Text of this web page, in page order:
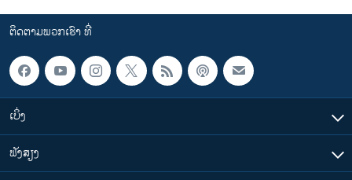
ຕິດຕາມພວກເຮົາ ທີ່
ເບິ່ງ
ຟັງສຽງ